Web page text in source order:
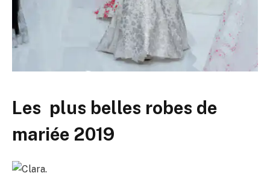
Les plus belles robes de
mariée 2019